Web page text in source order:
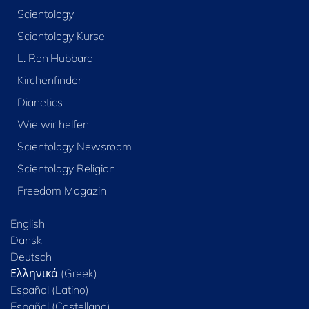
Scientology
Scientology Kurse
L. Ron Hubbard
Kirchenfinder
Dianetics
Wie wir helfen
Scientology Newsroom
Scientology Religion
Freedom Magazin
English
Dansk
Deutsch
Ελληνικά (Greek)
Español (Latino)
Español (Castellano)